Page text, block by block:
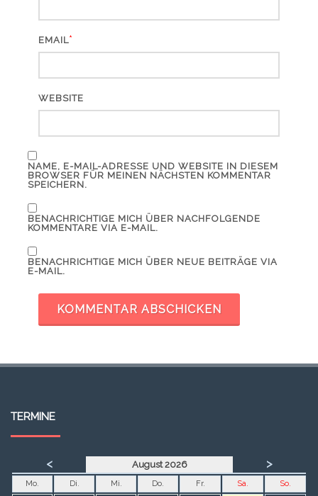
EMAIL*
WEBSITE
NAME, E-MAIL-ADRESSE UND WEBSITE IN DIESEM
BROWSER FÜR MEINEN NÄCHSTEN KOMMENTAR
SPEICHERN.
BENACHRICHTIGE MICH ÜBER NACHFOLGENDE
KOMMENTARE VIA E-MAIL.
BENACHRICHTIGE MICH ÜBER NEUE BEITRÄGE VIA
E-MAIL.
TERMINE
< August 2026 >
Mo. Di. Mi. Do. Fr. Sa. So.